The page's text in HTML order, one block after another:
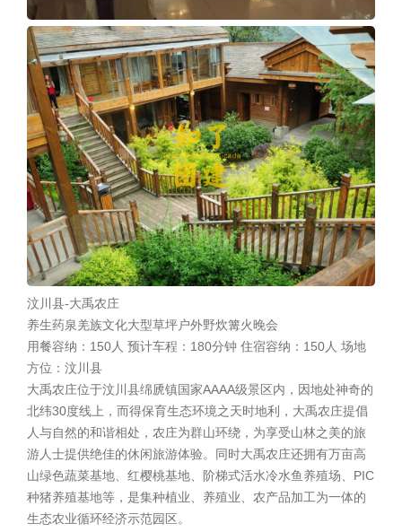
汶川县-大禹农庄
养生药泉羌族文化大型草坪户外野炊篝火晚会
用餐容纳：150人 预计车程：180分钟 住宿容纳：150人 场地
方位：汶川县
大禹农庄位于汶川县绵虒镇国家AAAA级景区内，因地处神奇的
北纬30度线上，而得保育生态环境之天时地利，大禹农庄提倡
人与自然的和谐相处，农庄为群山环绕，为享受山林之美的旅
游人士提供绝佳的休闲旅游体验。同时大禹农庄还拥有万亩高
山绿色蔬菜基地、红樱桃基地、阶梯式活水冷水鱼养殖场、PIC
种猪养殖基地等，是集种植业、养殖业、农产品加工为一体的
生态农业循环经济示范园区。